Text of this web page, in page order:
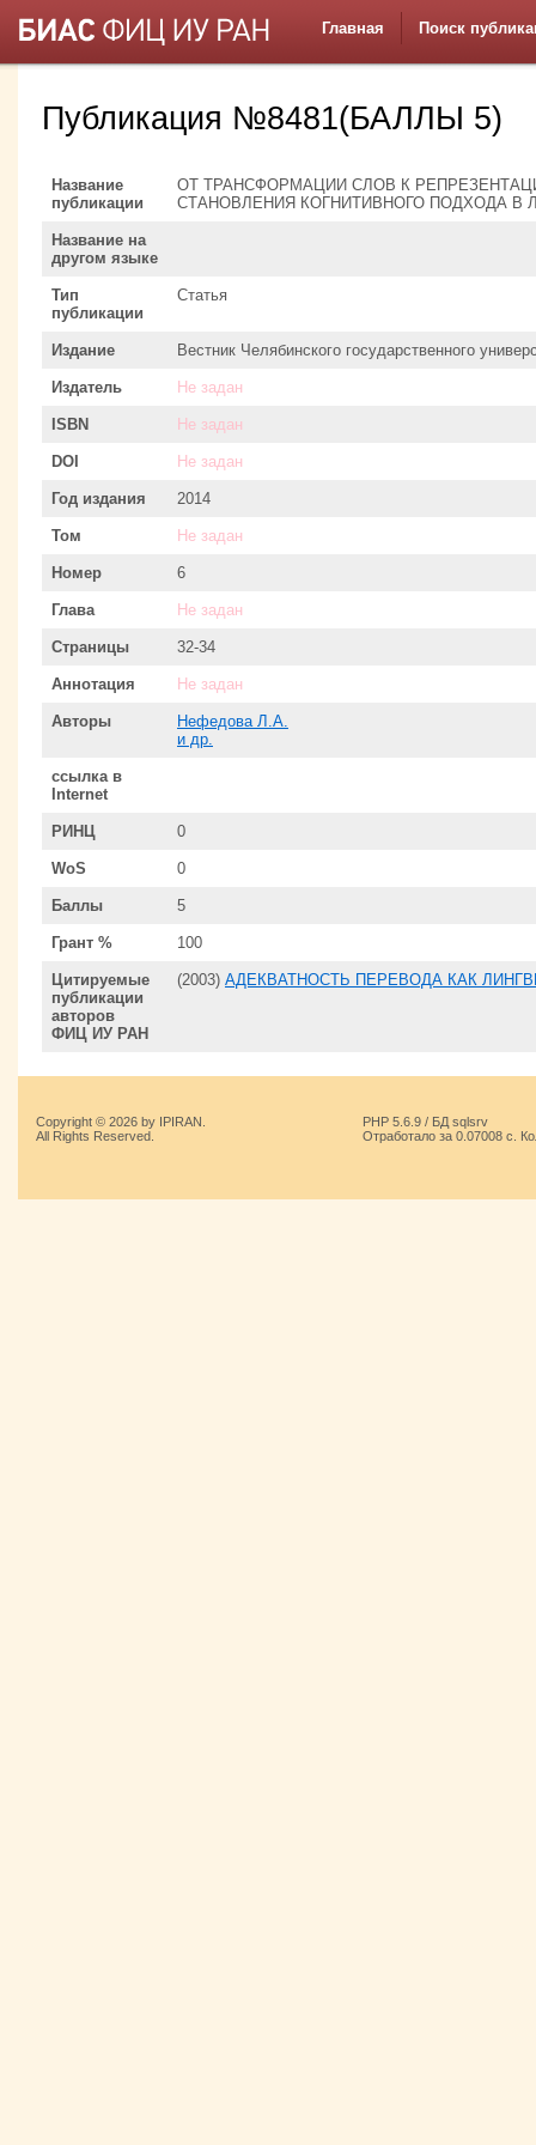
Главная Поиск
Публикация №8481(БАЛЛЫ 5)
Название
публикации
ОТ ТРАНСФОРМАЦИИ СЛОВ К
СТАНОВЛЕНИЯ КОГНИТИВНОГО ПОДХОДА В
Название на
другом языке
Тип
публикации
Статья
Издание Вестник Челябинского государственного
Издатель Не задан
ISBN Не задан
DOI Не задан
Год издания 2014
Том Не задан
Номер 6
Глава Не задан
Страницы 32-34
Аннотация Не задан
Авторы
Нефедова Л.А.
и др.
ссылка в
Internet
РИНЦ 0
WoS 0
Баллы 5
Грант % 100
Цитируемые
публикации
авторов
ФИЦ ИУ РАН
(2003) АДЕКВАТНОСТЬ ПЕРЕВОДА КАК
Copyright © 2026 by IPIRAN.
All Rights Reserved.
PHP 5.6.9 / БД sqlsrv
Отработало за 0.07008 с.